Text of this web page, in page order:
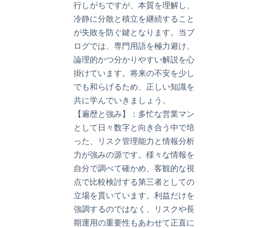
行しがちですが、本質を理解し、
冷静に分散と積立を継続すること
が失敗を防ぐ鍵となります。当ブ
ログでは、専門用語を極力避け、
論理的かつ分かりやすい解説を心
掛けています。将来の不安を少し
でも和らげるため、正しい知識を
共に学んでいきましょう。
【遍歴と強み】：多忙な営業マン
として日々数字と向き合う中で培
った、リスク管理能力と情報分析
力が強みの源です。様々な情報を
自分で調べて確かめ、客観的な視
点で比較検討する第三者としての
立場を貫いています。利益だけを
強調するのではなく、リスクや長
期運用の重要性もあわせて正直に